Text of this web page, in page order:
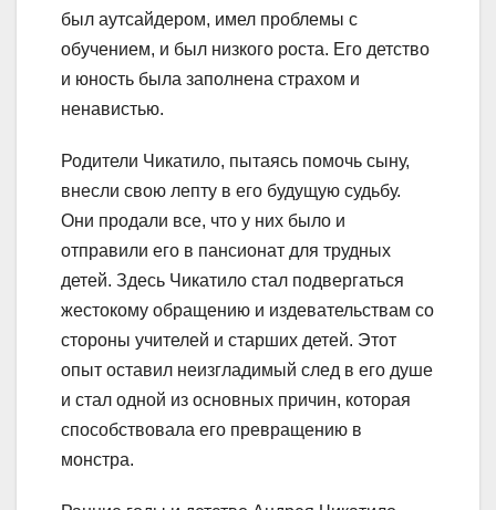
был аутсайдером, имел проблемы с
обучением, и был низкого роста. Его детство
и юность была заполнена страхом и
ненавистью.
Родители Чикатило, пытаясь помочь сыну,
внесли свою лепту в его будущую судьбу.
Они продали все, что у них было и
отправили его в пансионат для трудных
детей. Здесь Чикатило стал подвергаться
жестокому обращению и издевательствам со
стороны учителей и старших детей. Этот
опыт оставил неизгладимый след в его душе
и стал одной из основных причин, которая
способствовала его превращению в
монстра.